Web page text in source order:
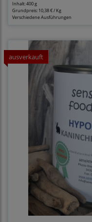
Inhalt: 400 g
Grundpreis: 10,38 € / Kg
Verschiedene Ausführungen
ausverkauft